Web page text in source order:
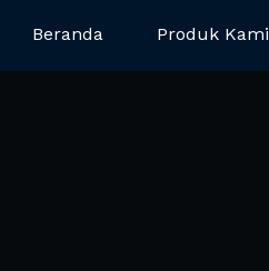
Beranda Produk Kami